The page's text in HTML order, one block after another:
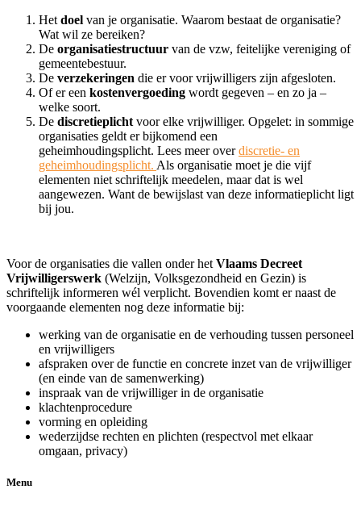
Het doel van je organisatie. Waarom bestaat de organisatie?
Wat wil ze bereiken?
De organisatiestructuur van de vzw, feitelijke vereniging of
gemeentebestuur.
De verzekeringen die er voor vrijwilligers zijn afgesloten.
Of er een kostenvergoeding wordt gegeven – en zo ja –
welke soort.
De discretieplicht voor elke vrijwilliger. Opgelet: in sommige
organisaties geldt er bijkomend een
geheimhoudingsplicht. Lees meer over discretie- en
geheimhoudingsplicht. Als organisatie moet je die vijf
elementen niet schriftelijk meedelen, maar dat is wel
aangewezen. Want de bewijslast van deze informatieplicht ligt
bij jou.
Voor de organisaties die vallen onder het Vlaams Decreet
Vrijwilligerswerk (Welzijn, Volksgezondheid en Gezin) is
schriftelijk informeren wél verplicht. Bovendien komt er naast de
voorgaande elementen nog deze informatie bij:
werking van de organisatie en de verhouding tussen personeel
en vrijwilligers
afspraken over de functie en concrete inzet van de vrijwilliger
(en einde van de samenwerking)
inspraak van de vrijwilliger in de organisatie
klachtenprocedure
vorming en opleiding
wederzijdse rechten en plichten (respectvol met elkaar
omgaan, privacy)
Menu